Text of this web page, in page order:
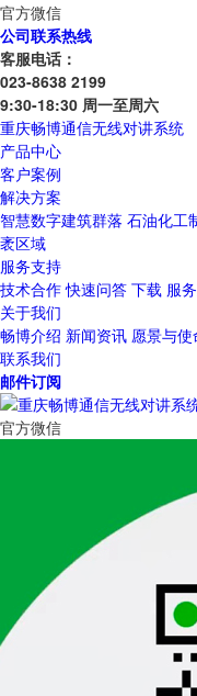
官方微信
公司联系热线
客服电话：
023-8638 2199
9:30-18:30 周一至周六
重庆畅博通信无线对讲系统
产品中心
客户案例
解决方案
智慧数字建筑群落 石油化工
袤区域
服务支持
技术合作 快速问答 下载 服
关于我们
畅博介绍 新闻资讯 愿景与使
联系我们
邮件订阅
官方微信